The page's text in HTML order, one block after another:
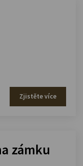
Zjistěte více
zámku